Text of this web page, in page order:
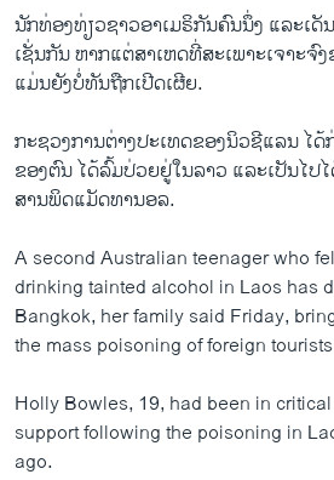
ນັກທ່ອງທ່ຽວຊາວອາເມຣິກັນຄົນນຶ່ງ ແລະເ
ເຊັ່ນກັນ ຫາກແຕ່ສາເຫດທີ່ສະເພາະເຈາະຈົ
ແມ່ນຍັງບໍ່ທັນຖືກເປີດເຜີຍ.
ກະຊວງການຕ່າງປະເທດຂອງນິວຊີແລນ ໄດ້
ຂອງຕົນ ໄດ້ລົ້ມປ່ວຍຢູ່ໃນລາວ ແລະເປັນໄປ
ສານພິດແມັດທານອລ.
A second Australian teenager who
drinking tainted alcohol in Laos has
Bangkok, her family said Friday,
the mass poisoning of foreign
Holly Bowles, 19, had been in
support following the poisoning in
ago.